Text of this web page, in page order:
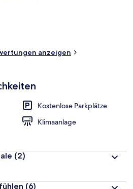
anzeigen
Kostenlose Parkplätze
Klimaanlage
(2)
(6)